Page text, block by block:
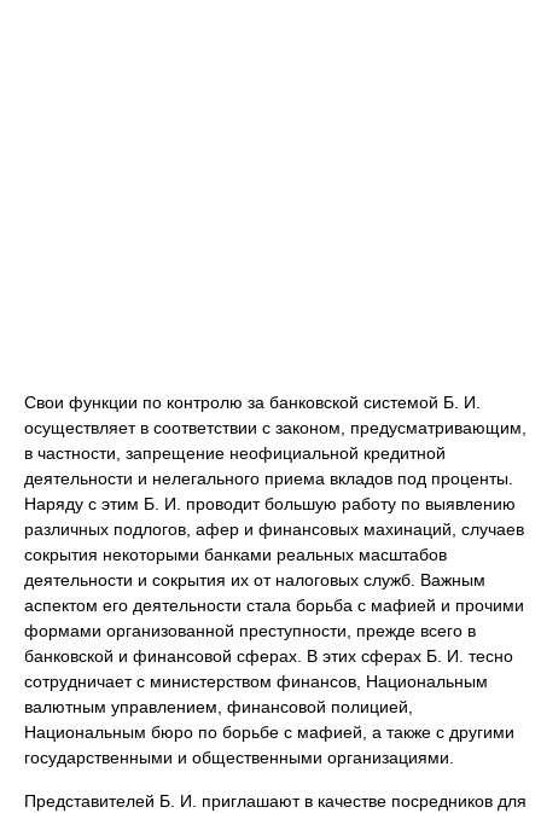
Свои функции по контролю за банковской системой Б. И.
осуществляет в соответствии с законом, предусматривающим,
в частности, запрещение неофициальной кредитной
деятельности и нелегального приема вкладов под проценты.
Наряду с этим Б. И. проводит большую работу по выявлению
различных подлогов, афер и финансовых махинаций, случаев
сокрытия некоторыми банками реальных масштабов
деятельности и сокрытия их от налоговых служб. Важным
аспектом его деятельности стала борьба с мафией и прочими
формами организованной преступности, прежде всего в
банковской и финансовой сферах. В этих сферах Б. И. тесно
сотрудничает с министерством финансов, Национальным
валютным управлением, финансовой полицией,
Национальным бюро по борьбе с мафией, а также с другими
государственными и общественными организациями.
Представителей Б. И. приглашают в качестве посредников для